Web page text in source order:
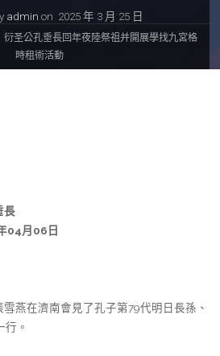
admin on 2025 年 3 月 25 日
衍圣公孔垂長回年夜陸祭祖并開展學找九宮格
時租術活動
長
04月06日
燕在濟南會見了孔子第79代明日長孫、
。